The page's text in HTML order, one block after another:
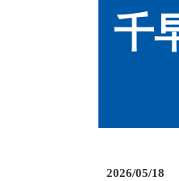
千
2026/05/18